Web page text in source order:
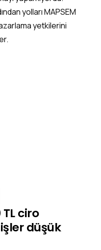
yolları MAPSEM
yetkilerini
ciro
düşük